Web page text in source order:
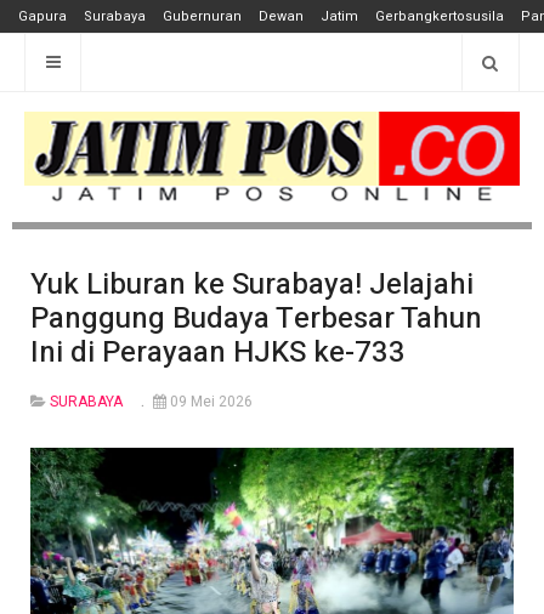
Gapura Surabaya Gubernuran Dewan Jatim Gerbangkertosusila
Yuk Liburan ke Surabaya! Jelajahi
Panggung Budaya Terbesar Tahun
Ini di Perayaan HJKS ke-733
SURABAYA 09 Mei 2026